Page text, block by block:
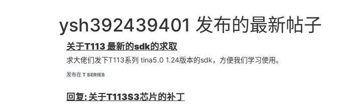
ysh392439401 发布的最新帖子
关于T113 最新的sdk的求取
求大佬们发下T113系列 tina5.0 1.24版本的sdk，方便我们学习使用。
发布在 T SERIES
回复: 关于T113S3芯片的补丁